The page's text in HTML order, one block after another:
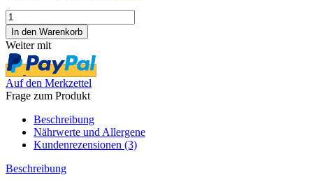
Weiter mit
Auf den Merkzettel
Frage zum Produkt
Beschreibung
Nährwerte und Allergene
Kundenrezensionen (3)
Beschreibung